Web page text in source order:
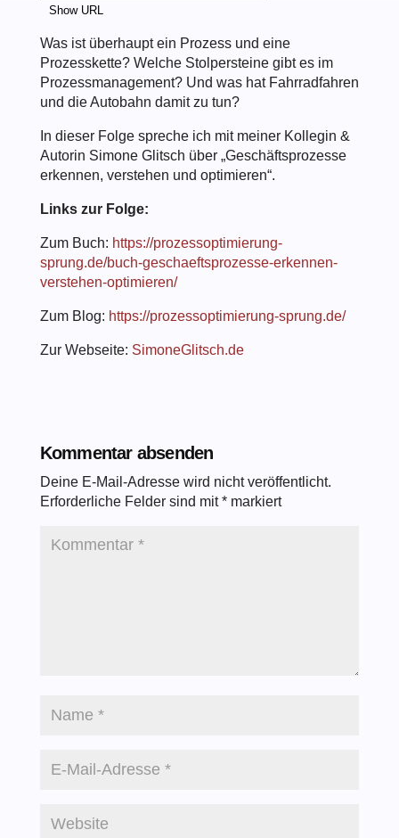
Show URL
Was ist überhaupt ein Prozess und eine
Prozesskette? Welche Stolpersteine gibt es im
Prozessmanagement? Und was hat Fahrradfahren
und die Autobahn damit zu tun?
In dieser Folge spreche ich mit meiner Kollegin &
Autorin Simone Glitsch über „Geschäftsprozesse
erkennen, verstehen und optimieren“.
Links zur Folge:
Zum Buch: https://prozessoptimierung-
sprung.de/buch-geschaeftsprozesse-erkennen-
verstehen-optimieren/
Zum Blog: https://prozessoptimierung-sprung.de/
Zur Webseite: SimoneGlitsch.de
Kommentar absenden
Deine E-Mail-Adresse wird nicht veröffentlicht.
Erforderliche Felder sind mit*markiert